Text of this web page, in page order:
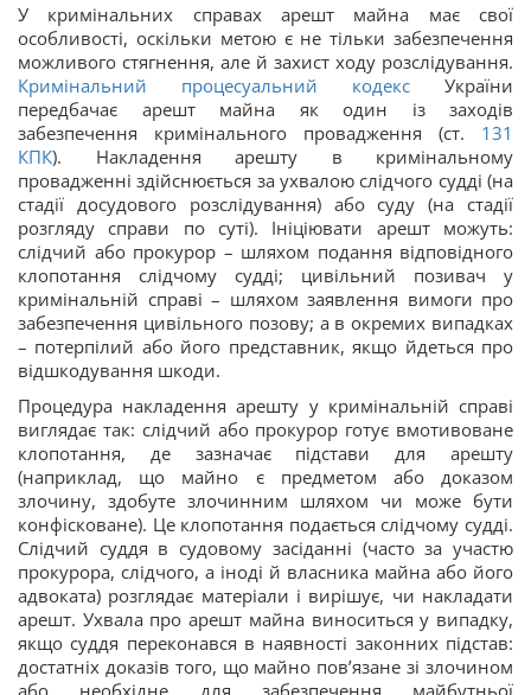
У кримінальних справах арешт майна має свої
особливості, оскільки метою є не тільки забезпечення
можливого стягнення, але й захист ходу розслідування.
Кримінальний процесуальний кодекс України
передбачає арешт майна як один із заходів
забезпечення кримінального провадження (ст. 131
КПК). Накладення арешту в кримінальному
провадженні здійснюється за ухвалою слідчого судді (на
стадії досудового розслідування) або суду (на стадії
розгляду справи по суті). Ініціювати арешт можуть:
слідчий або прокурор – шляхом подання відповідного
клопотання слідчому судді; цивільний позивач у
кримінальній справі – шляхом заявлення вимоги про
забезпечення цивільного позову; а в окремих випадках
– потерпілий або його представник, якщо йдеться про
відшкодування шкоди.
Процедура накладення арешту у кримінальній справі
виглядає так: слідчий або прокурор готує вмотивоване
клопотання, де зазначає підстави для арешту
(наприклад, що майно є предметом або доказом
злочину, здобуте злочинним шляхом чи може бути
конфісковане). Це клопотання подається слідчому судді.
Слідчий суддя в судовому засіданні (часто за участю
прокурора, слідчого, а іноді й власника майна або його
адвоката) розглядає матеріали і вирішує, чи накладати
арешт. Ухвала про арешт майна виноситься у випадку,
якщо суддя переконався в наявності законних підстав:
достатніх доказів того, що майно пов’язане зі злочином
або необхідне для забезпечення майбутньої